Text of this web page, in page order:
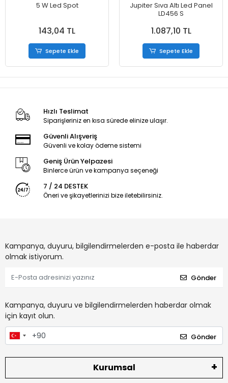
5 W Led Spot
143,04 TL
Sepete Ekle
Jupiter Sıva Altı Led Panel
LD456 S
1.087,10 TL
Sepete Ekle
Hızlı Teslimat
Siparişleriniz en kısa sürede elinize ulaşır.
Güvenli Alışveriş
Güvenli ve kolay ödeme sistemi
Geniş Ürün Yelpazesi
Binlerce ürün ve kampanya seçeneği
7 / 24 DESTEK
Öneri ve şikayetlerinizi bize iletebilirsiniz.
Kampanya, duyuru, bilgilendirmelerden e-posta ile haberdar
olmak istiyorum.
Gönder
Kampanya, duyuru ve bilgilendirmelerden haberdar olmak
için kayıt olun.
Gönder
Kurumsal